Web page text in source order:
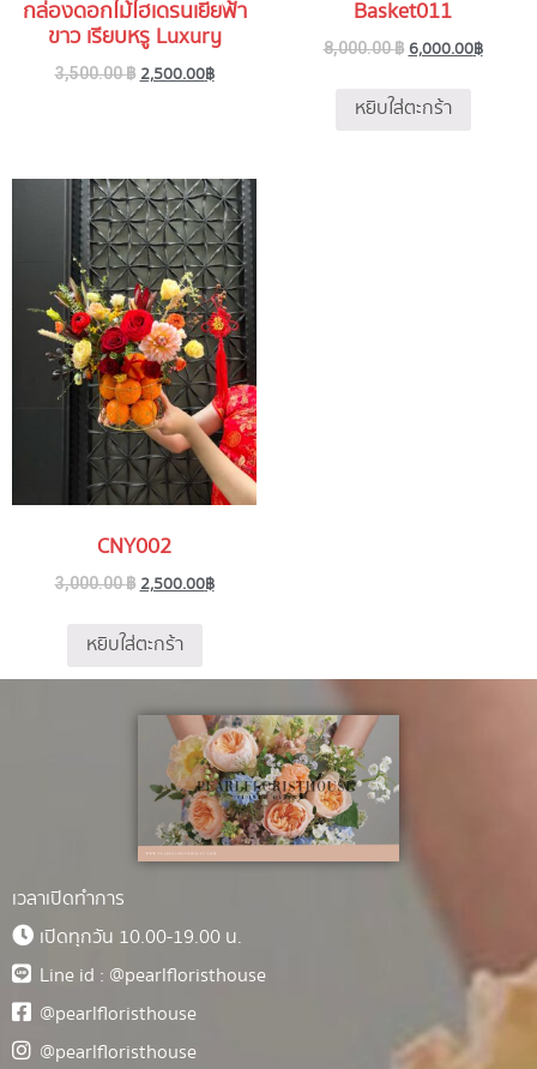
กล่องดอกไม้ไฮเดรนเยียฟ้า
ขาว เรียบหรู Luxury
3,500.00฿ 2,500.00฿
Basket011
8,000.00฿ 6,000.00฿
หยิบใส่ตะกร้า
CNY002
3,000.00฿ 2,500.00฿
หยิบใส่ตะกร้า
เวลาเปิดทำการ
เปิดทุกวัน 10.00-19.00 น.
Line id : @pearlfloristhouse
@pearlfloristhouse
@pearlfloristhouse